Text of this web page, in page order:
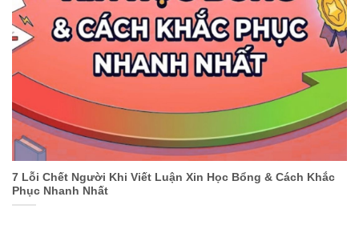
7 Lỗi Chết Người Khi Viết Luận Xin Học Bổng & Cách Khắc
Phục Nhanh Nhất